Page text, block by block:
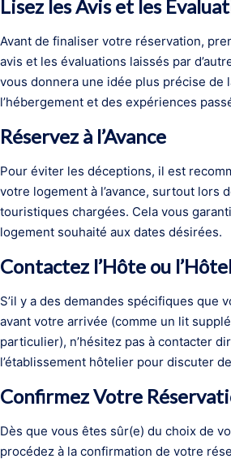
Lisez les Avis et les
Avant de finaliser votre réservation,
avis et les évaluations laissés par
vous donnera une idée plus précise de
l’hébergement et des expériences
Réservez à l’Avance
Pour éviter les déceptions, il est
votre logement à l’avance, surtout lors
touristiques chargées. Cela vous
logement souhaité aux dates désirées.
Contactez l’Hôte ou
S’il y a des demandes spécifiques que
avant votre arrivée (comme un lit
particulier), n’hésitez pas à contacter
l’établissement hôtelier pour discuter
Confirmez Votre
Dès que vous êtes sûr(e) du choix de
procédez à la confirmation de votre